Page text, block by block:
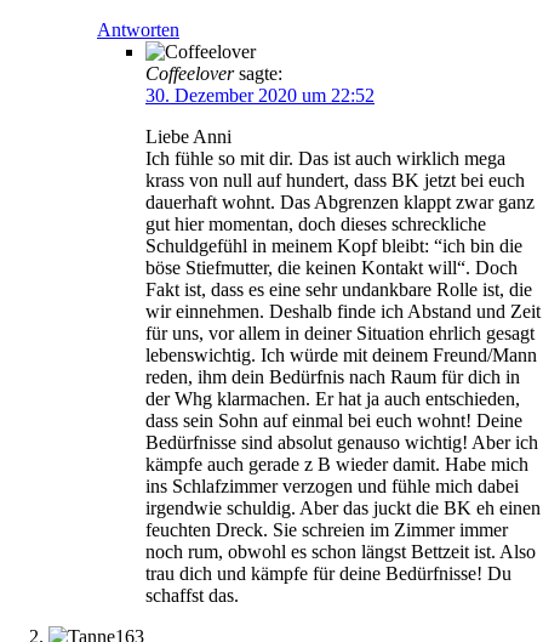
Antworten
Coffeelover sagte:
30. Dezember 2020 um 22:52
Liebe Anni
Ich fühle so mit dir. Das ist auch wirklich mega
krass von null auf hundert, dass BK jetzt bei euch
dauerhaft wohnt. Das Abgrenzen klappt zwar ganz
gut hier momentan, doch dieses schreckliche
Schuldgefühl in meinem Kopf bleibt: “ich bin die
böse Stiefmutter, die keinen Kontakt will“. Doch
Fakt ist, dass es eine sehr undankbare Rolle ist, die
wir einnehmen. Deshalb finde ich Abstand und Zeit
für uns, vor allem in deiner Situation ehrlich gesagt
lebenswichtig. Ich würde mit deinem Freund/Mann
reden, ihm dein Bedürfnis nach Raum für dich in
der Whg klarmachen. Er hat ja auch entschieden,
dass sein Sohn auf einmal bei euch wohnt! Deine
Bedürfnisse sind absolut genauso wichtig! Aber ich
kämpfe auch gerade z B wieder damit. Habe mich
ins Schlafzimmer verzogen und fühle mich dabei
irgendwie schuldig. Aber das juckt die BK eh einen
feuchten Dreck. Sie schreien im Zimmer immer
noch rum, obwohl es schon längst Bettzeit ist. Also
trau dich und kämpfe für deine Bedürfnisse! Du
schaffst das.